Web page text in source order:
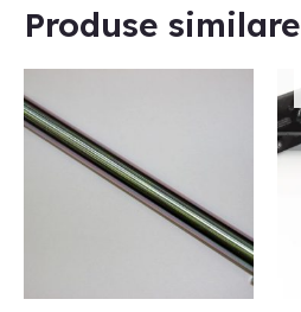
Produse similare